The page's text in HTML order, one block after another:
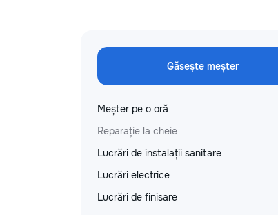
Găsește meșter
Meșter pe o oră
Reparație la cheie
Lucrări de instalații sanitare
Lucrări electrice
Lucrări de finisare